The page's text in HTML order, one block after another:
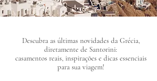
​Descubra as últimas novidades da Grécia,
diretamente de Santorini:
casamentos reais, inspirações e dicas essenciais
para sua viagem!